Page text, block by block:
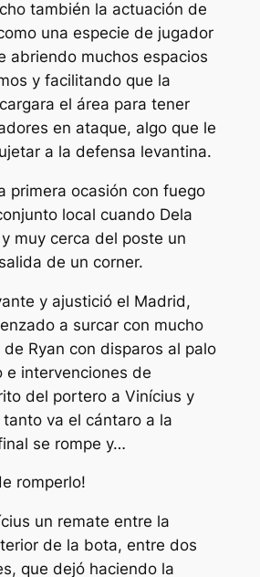
también la actuación de
una especie de jugador
abriendo muchos espacios
y facilitando que la
el área para tener
en ataque, algo que le
a la defensa levantina.
primera ocasión con fuego
local cuando Dela
muy cerca del poste un
de un corner.
y ajustició el Madrid,
a surcar con mucho
Ryan con disparos al palo
e intervenciones de
del portero a Vinícius y
va el cántaro a la
se rompe y…
romperlo!
un remate entre la
de la bota, entre dos
que dejó haciendo la